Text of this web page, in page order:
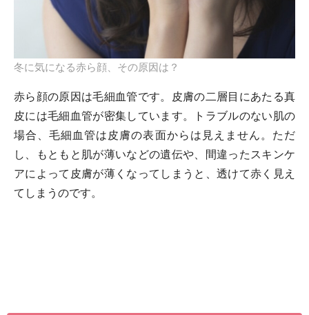
冬に気になる赤ら顔、その原因は？
赤ら顔の原因は毛細血管です。皮膚の二層目にあたる真
皮には毛細血管が密集しています。トラブルのない肌の
場合、毛細血管は皮膚の表面からは見えません。ただ
し、もともと肌が薄いなどの遺伝や、間違ったスキンケ
アによって皮膚が薄くなってしまうと、透けて赤く見え
てしまうのです。